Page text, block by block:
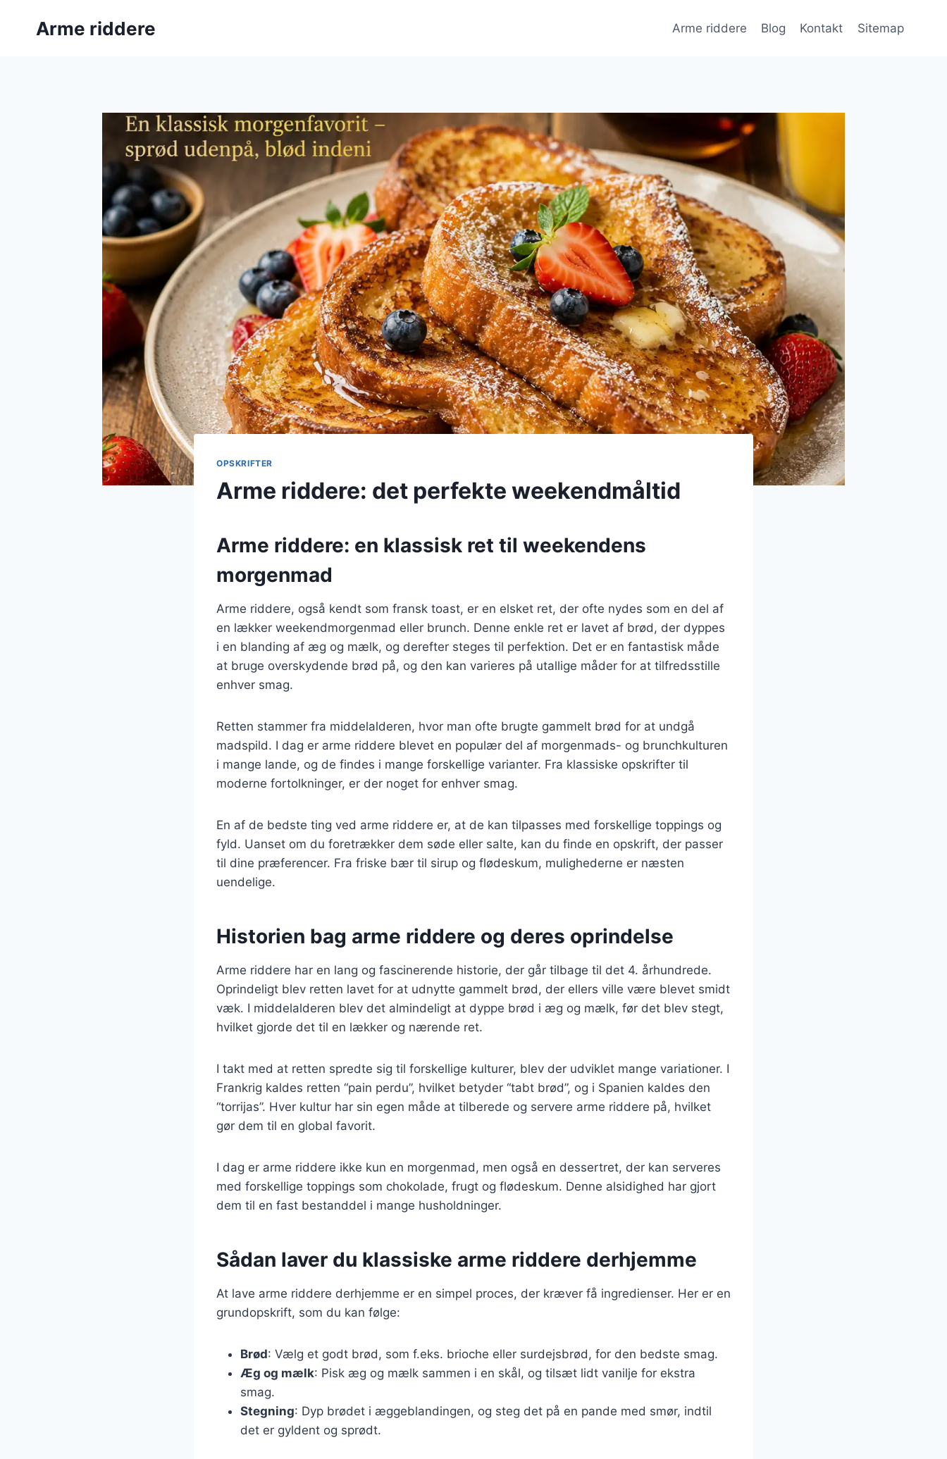
Arme riddere Arme riddere Blog Kontakt Sitemap
OPSKRIFTER
Arme riddere: det perfekte weekendmåltid
Arme riddere: en klassisk ret til weekendens
morgenmad
Arme riddere, også kendt som fransk toast, er en elsket ret, der ofte nydes som en del af
en lækker weekendmorgenmad eller brunch. Denne enkle ret er lavet af brød, der dyppes
i en blanding af æg og mælk, og derefter steges til perfektion. Det er en fantastisk måde
at bruge overskydende brød på, og den kan varieres på utallige måder for at tilfredsstille
enhver smag.
Retten stammer fra middelalderen, hvor man ofte brugte gammelt brød for at undgå
madspild. I dag er arme riddere blevet en populær del af morgenmads- og brunchkulturen
i mange lande, og de findes i mange forskellige varianter. Fra klassiske opskrifter til
moderne fortolkninger, er der noget for enhver smag.
En af de bedste ting ved arme riddere er, at de kan tilpasses med forskellige toppings og
fyld. Uanset om du foretrækker dem søde eller salte, kan du finde en opskrift, der passer
til dine præferencer. Fra friske bær til sirup og flødeskum, mulighederne er næsten
uendelige.
Historien bag arme riddere og deres oprindelse
Arme riddere har en lang og fascinerende historie, der går tilbage til det 4. århundrede.
Oprindeligt blev retten lavet for at udnytte gammelt brød, der ellers ville være blevet smidt
væk. I middelalderen blev det almindeligt at dyppe brød i æg og mælk, før det blev stegt,
hvilket gjorde det til en lækker og nærende ret.
I takt med at retten spredte sig til forskellige kulturer, blev der udviklet mange variationer. I
Frankrig kaldes retten “pain perdu”, hvilket betyder “tabt brød”, og i Spanien kaldes den
“torrijas”. Hver kultur har sin egen måde at tilberede og servere arme riddere på, hvilket
gør dem til en global favorit.
I dag er arme riddere ikke kun en morgenmad, men også en dessertret, der kan serveres
med forskellige toppings som chokolade, frugt og flødeskum. Denne alsidighed har gjort
dem til en fast bestanddel i mange husholdninger.
Sådan laver du klassiske arme riddere derhjemme
At lave arme riddere derhjemme er en simpel proces, der kræver få ingredienser. Her er en
grundopskrift, som du kan følge:
Brød: Vælg et godt brød, som f.eks. brioche eller surdejsbrød, for den bedste smag.
Æg og mælk: Pisk æg og mælk sammen i en skål, og tilsæt lidt vanilje for ekstra
smag.
Stegning: Dyp brødet i æggeblandingen, og steg det på en pande med smør, indtil
det er gyldent og sprødt.